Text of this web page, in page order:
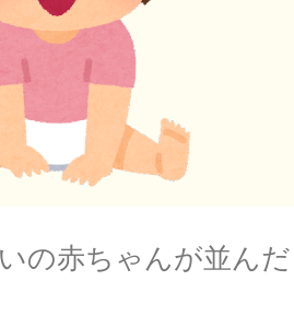
の赤ちゃんが並んだ